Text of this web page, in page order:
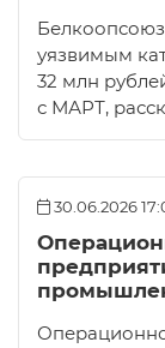
уязвимым
32 млн
с МАРТ,
30.06.2026